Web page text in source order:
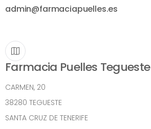
admin@farmaciapuelles.es
Farmacia Puelles Tegueste
CARMEN, 20
38280 TEGUESTE
SANTA CRUZ DE TENERIFE